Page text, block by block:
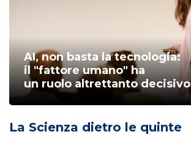
AI, non basta la tecnologia:
il "fattore umano" ha
un ruolo altrettanto decisivo
La Scienza dietro le quinte